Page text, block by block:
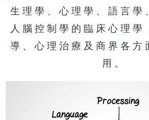
生理學、心理學、語言學
人腦控制學的臨床心理學
導、心理治療及商界各方
用。